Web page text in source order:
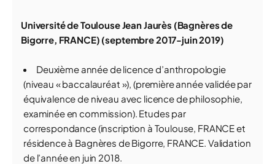
Université de Toulouse Jean Jaurès (Bagnères de
Bigorre, FRANCE) (septembre 2017-juin 2019)
Deuxième année de licence d’anthropologie
(niveau « baccalauréat »), (première année validée par
équivalence de niveau avec licence de philosophie,
examinée en commission). Etudes par
correspondance (inscription à Toulouse, FRANCE et
résidence à Bagnères de Bigorre, FRANCE. Validation
de l’année en juin 2018.